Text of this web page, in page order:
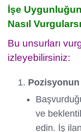
İşe
Nasıl
Bu unsurları
izleyebilirsiniz:
ve
edin. İş